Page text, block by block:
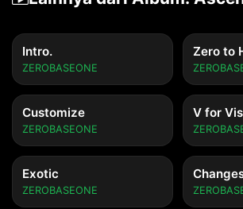
Intro.
ZEROBASEONE
Zero to
Customize
ZEROBASEONE
V for
Exotic
ZEROBASEONE